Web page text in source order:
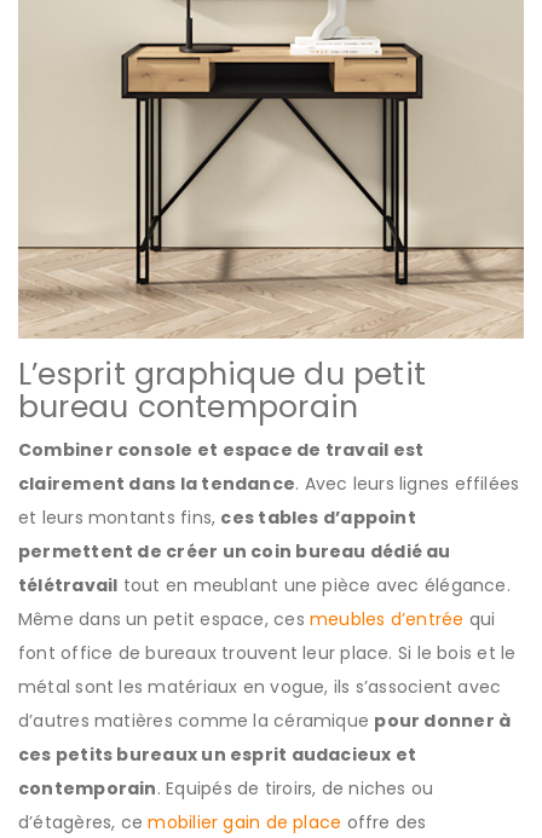
L’esprit graphique du petit
bureau contemporain
Combiner console et espace de travail est
clairement dans la tendance. Avec leurs lignes effilées
et leurs montants fins, ces tables d’appoint
permettent de créer un coin bureau dédié au
télétravail tout en meublant une pièce avec élégance.
Même dans un petit espace, ces meubles d’entrée qui
font office de bureaux trouvent leur place. Si le bois et le
métal sont les matériaux en vogue, ils s’associent avec
d’autres matières comme la céramique pour donner à
ces petits bureaux un esprit audacieux et
contemporain. Equipés de tiroirs, de niches ou
d’étagères, cemobilier gain de place offre des